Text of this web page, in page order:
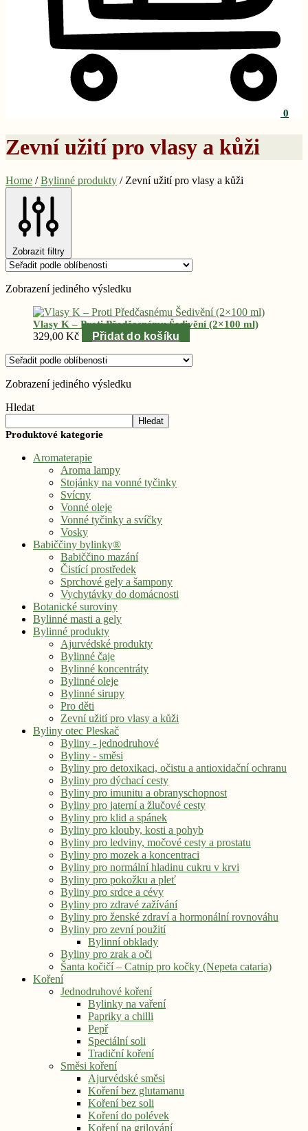
0
Zevní užití pro vlasy a kůži
Home /Bylinné produkty / Zevní užití pro vlasy a kůži
Zobrazit filtry
Zobrazení jediného výsledku
Vlasy K – Proti Předčasnému Šedivění (2×100 ml)
329,00 Kč Přidat do košíku
Zobrazení jediného výsledku
Hledat
Hledat
Produktové kategorie
Aromaterapie
Aroma lampy
Stojánky na vonné tyčinky
Svícny
Vonné oleje
Vonné tyčinky a svíčky
Vosky
Babiččiny bylinky®
Babiččino mazání
Čistící prostředek
Sprchové gely a šampony
Vychytávky do domácnosti
Botanické suroviny
Bylinné masti a gely
Bylinné produkty
Ajurvédské produkty
Bylinné čaje
Bylinné koncentráty
Bylinné oleje
Bylinné sirupy
Pro děti
Zevní užití pro vlasy a kůži
Byliny otec Pleskač
Byliny - jednodruhové
Byliny - směsi
Byliny pro detoxikaci, očistu a antioxidační ochranu
Byliny pro dýchací cesty
Byliny pro imunitu a obranyschopnost
Byliny pro jaterní a žlučové cesty
Byliny pro klid a spánek
Byliny pro klouby, kosti a pohyb
Byliny pro ledviny, močové cesty a prostatu
Byliny pro mozek a koncentraci
Byliny pro normální hladinu cukru v krvi
Byliny pro pokožku a pleť
Byliny pro srdce a cévy
Byliny pro zdravé zažívání
Byliny pro ženské zdraví a hormonální rovnováhu
Byliny pro zevní použití
Bylinní obklady
Byliny pro zrak a oči
Šanta kočičí – Catnip pro kočky (Nepeta cataria)
Koření
Jednodruhové koření
Bylinky na vaření
Papriky a chilli
Pepř
Speciální soli
Tradiční koření
Směsi koření
Ajurvédské směsi
Koření bez glutamanu
Koření bez soli
Koření do polévek
Koření na grilování